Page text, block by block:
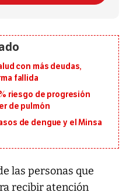
con más deudas,
fallida
riesgo de progresión
de pulmón
de dengue y el Minsa
las personas que
recibir atención